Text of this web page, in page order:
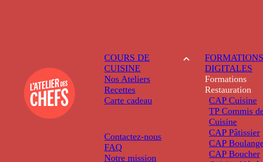
COURS DE
CUISINE
Nos Ateliers
Recettes
Carte cadeau
Contactez-nous
FAQ
Notre mission
FORMATIONS
DIGITALES
Formations
Restauration
CAP Cuisine
TP Commis
Cuisine
CAP Pâtissier
CAP
CAP Boucher